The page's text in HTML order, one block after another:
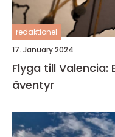
redaktionel
17. January 2024
Flyga till
äventyr